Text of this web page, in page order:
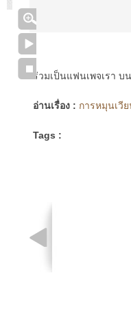
ร่วมเป็นแฟนเพจเรา บ
อ่านเรื่อง : การหมุนเวี
Tags :